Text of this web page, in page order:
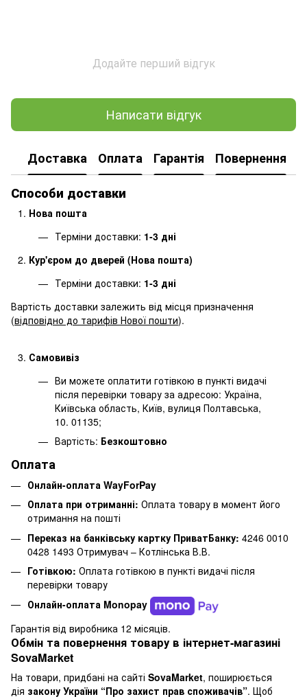
Додайте перший відгук
Написати відгук
Доставка Оплата Гарантія
Повернення
Способи доставки
Нова пошта
Терміни доставки: 1-3 дні
Кур'єром до дверей (Нова пошта)
Терміни доставки: 1-3 дні
Вартість доставки залежить від місця призначення
(відповідно до тарифів Нової пошти).
Самовивіз
Ви можете оплатити готівкою в пункті видачі
після перевірки товару за адресою: Україна,
Київська область, Київ, вулиця Полтавська,
10. 01135;
Вартість: Безкоштовно
Оплата
Онлайн-оплата WayForPay
Оплата при отриманні: Оплата товару в момент його
отримання на пошті
Переказ на банківську картку ПриватБанку: 4246 0010
0428 1493 Отримувач – Котлінська В.В.
Готівкою: Оплата готівкою в пункті видачі після
перевірки товару
Онлайн-оплата Monopay
Гарантія від виробника 12 місяців.
Обмін та повернення товару в інтернет-магазині
SovaMarket
На товари, придбані на сайті SovaMarket, поширюється
дія закону України “Про захист прав споживачів”. Щоб